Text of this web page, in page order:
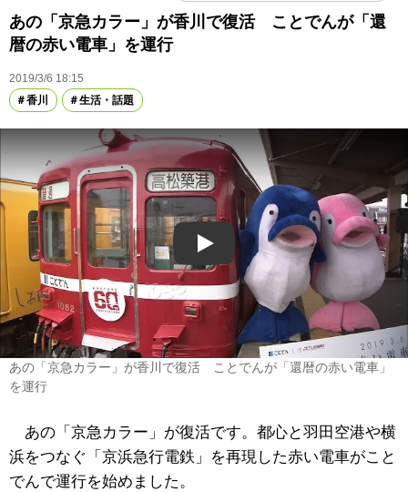
あの「京急カラー」が香川で復活 ことでんが「還
暦の赤い電車」を運行
2019/3/6 18:15
香川
生活・話題
Play
あの「京急カラー」が香川で復活 ことでんが「還暦の赤い電車」
を運行
あの「京急カラー」が復活です。都心と羽田空港や横
浜をつなぐ「京浜急行電鉄」を再現した赤い電車がこと
でんで運行を始めました。